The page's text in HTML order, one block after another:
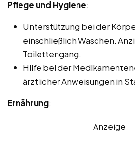
Pflege und Hygiene:
Unterstützung bei der
einschließlich Waschen,
Toilettengang.
Hilfe bei der
ärztlicher Anweisungen in
Ernährung:
Anzeige